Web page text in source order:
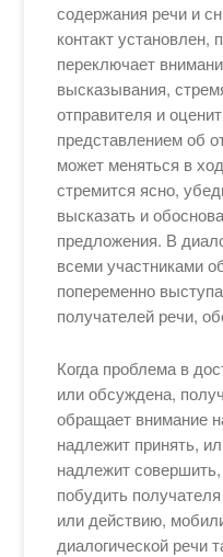
содержания речи и
контакт установлен,
переключает
высказывания,
отправителя и
представлением об
может меняться в
стремится ясно,
высказать и
предложения. В
всеми участниками
попеременно
получателей речи,
Когда проблема в
или обсуждена,
обращает внимание
надлежит принять,
надлежит
побудить
или действию,
диалогической речи